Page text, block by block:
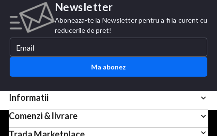
Newsletter
Aboneaza-te la Newsletter pentru a fi la curent cu
reducerile de pret!
Ma abonez
Informatii
Comenzi & livrare
Pentru scopuri precum afisarea de continut personalizat,